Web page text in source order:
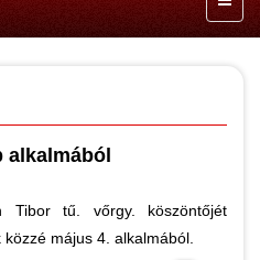
Tibor tű. vőrgy. köszöntőjét
közzé május 4. alkalmából.